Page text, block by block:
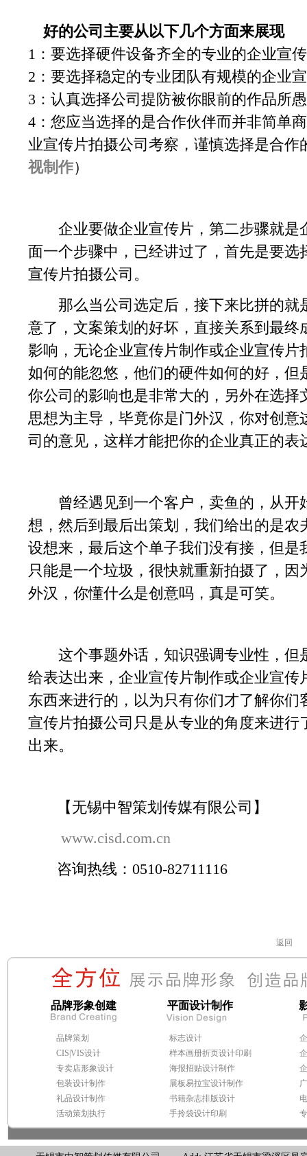
好的公司主要从以下几个方面来展现
1：要选择硬件设备齐全的专业的企业宣
2：要选择稳定的专业团队有规模的企业
3：认真选择公司提防被你眼前的作品所
4：您应当选择的是合作伙伴而并非简单
业宣传片拍摄公司考察，谨慎选择是合作
视制作）
企业要做企业宣传片，第二步骤就是
面一个步骤中，已经讲过了，首先是要
宣传片拍摄公司。
那么当公司选定后，接下来比拼的就
意了，文案策划的好坏，直接关系到最
影响，无论企业宣传片制作或企业宣传
如何的能忽悠，他们的硬件如何的好，
你公司的影响也是非常大的，另外在选
思想为主导，毕竟你是门外汉，你对创
司的意见，这样才能把你的企业真正的表
曾经遇见到一个客户，卖鱼的，从开
想，然后到最后出策划，我们给出的是
设想来，最后这个单子我们没有接，但
只能是一个垃圾，很快就重新拍摄了，
外汉，你懂什么是创意吗，真是可笑。
这个事题外话，知识强调专业性，但
给表达出来，企业宣传片制作或企业宣
东西来进行的，以为只有你们才了解你
宣传片拍摄公司只是从专业的角度来进
出来。
【无锡中智策划传媒有限公司】
www.cisd.com.cn
咨询热线：0510-82711116
返回
品牌形象创建 平面设计制作
品牌策划
CIS|VIS设计
专卖店形象设计
包装设计制作
礼品设计制作
活动策划执行
标志设计
样本画册折页设计印刷
海报招贴设计制作
展板易拉宝设计制作
书籍杂志排版设计
手拎袋设计印刷